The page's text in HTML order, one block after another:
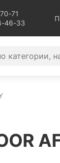
71
46-33